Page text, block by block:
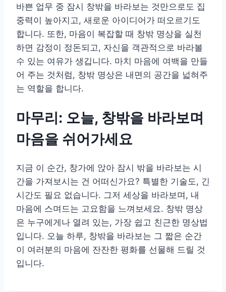
바쁜 업무 중 잠시 창밖을 바라보는 것만으로도 집
중력이 높아지고, 새로운 아이디어가 떠오르기도
합니다. 또한, 마음이 복잡할 때 창밖 명상을 실천
하면 감정이 정돈되고, 자신을 객관적으로 바라볼
수 있는 여유가 생깁니다. 마치 마음에 여백을 만들
어 주는 것처럼, 창밖 명상은 내면의 공간을 넓혀주
는 역할을 합니다.
마무리: 오늘, 창밖을 바라보며
마음을 쉬어가세요
지금 이 순간, 창가에 앉아 잠시 밖을 바라보는 시
간을 가져보시는 건 어떠신가요? 특별한 기술도, 긴
시간도 필요 없습니다. 그저 세상을 바라보며, 내
마음에 스며드는 고요함을 느껴보세요. 창밖 명상
은 누구에게나 열려 있는, 가장 쉽고 친근한 명상법
입니다. 오늘 하루, 창밖을 바라보는 그 짧은 순간
이 여러분의 마음에 잔잔한 평화를 선물해 드릴 것
입니다.